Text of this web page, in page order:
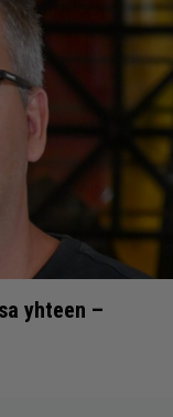
yhteen –